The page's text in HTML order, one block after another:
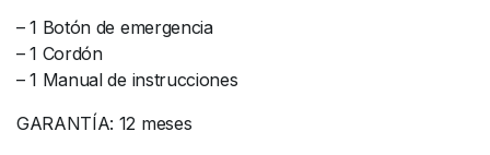
– 1 Botón de emergencia
– 1 Cordón
– 1 Manual de instrucciones
GARANTÍA: 12 meses